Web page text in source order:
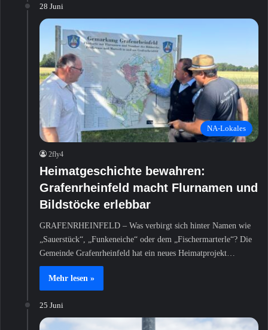
28 Juni
NA-Lokales
2fly4
Heimatgeschichte bewahren:
Grafenrheinfeld macht Flurnamen und
Bildstöcke erlebbar
GRAFENRHEINFELD – Was verbirgt sich hinter Namen wie
„Sauerstück“, „Funkeneiche“ oder dem „Fischermarterle“? Die
Gemeinde Grafenrheinfeld hat ein neues Heimatprojekt…
Mehr lesen »
25 Juni